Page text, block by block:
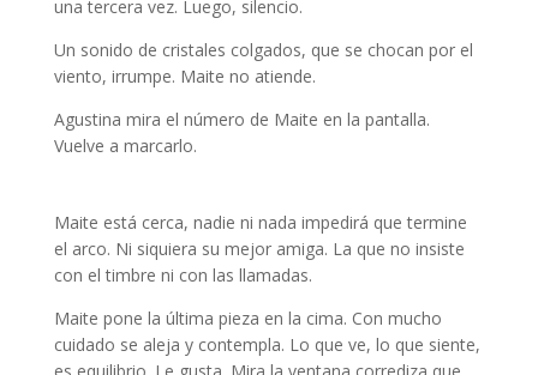
una tercera vez. Luego, silencio.
Un sonido de cristales colgados, que se chocan por el
viento, irrumpe. Maite no atiende.
Agustina mira el número de Maite en la pantalla.
Vuelve a marcarlo.
Maite está cerca, nadie ni nada impedirá que termine
el arco. Ni siquiera su mejor amiga. La que no insiste
con el timbre ni con las llamadas.
Maite pone la última pieza en la cima. Con mucho
cuidado se aleja y contempla. Lo que ve, lo que siente,
es equilibrio. Le gusta. Mira la ventana corrediza que